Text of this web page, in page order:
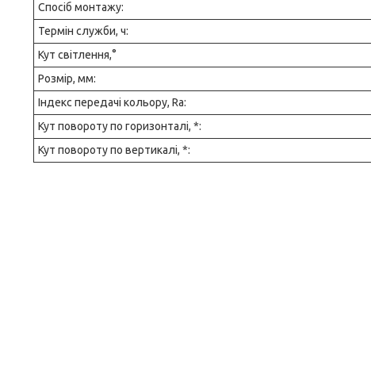
Спосіб монтажу:
Термін служби, ч:
Кут світлення,°
Розмір, мм:
Індекс передачі кольору, Ra:
Кут повороту по горизонталі, *:
Кут повороту по вертикалі, *: